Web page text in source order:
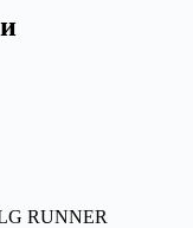
RUNNER